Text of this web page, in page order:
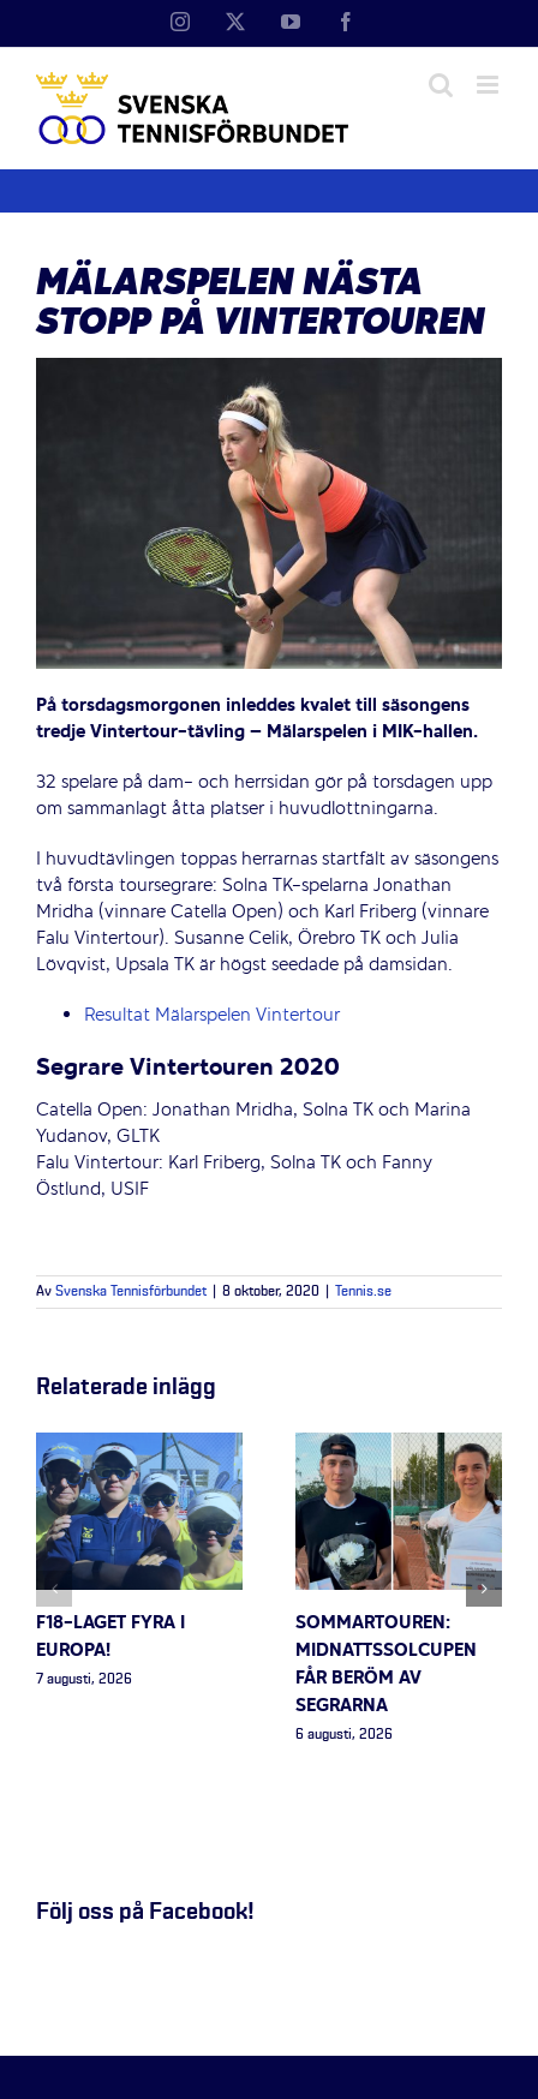
Instagram YouTube
MÄLARSPELEN NÄSTA
STOPP PÅ VINTERTOUREN
På torsdagsmorgonen inleddes kvalet till säsongens
tredje Vintertour-tävling – Mälarspelen i MIK-hallen.
32 spelare på dam- och herrsidan gör på torsdagen upp
om sammanlagt åtta platser i huvudlottningarna.
I huvudtävlingen toppas herrarnas startfält av säsongens
två första toursegrare: Solna TK-spelarna Jonathan
Mridha (vinnare Catella Open) och Karl Friberg (vinnare
Falu Vintertour). Susanne Celik, Örebro TK och Julia
Lövqvist, Upsala TK är högst seedade på damsidan.
Resultat Mälarspelen Vintertour
Segrare Vintertouren 2020
Catella Open: Jonathan Mridha, Solna TK och Marina
Yudanov, GLTK
Falu Vintertour: Karl Friberg, Solna TK och Fanny
Östlund, USIF
Av Svenska Tennisförbundet 8 oktober, 2020 Tennis.se
Relaterade inlägg
F18-LAGET FYRA I
EUROPA!
7 augusti, 2026
SOMMARTOUREN:
MIDNATTSSOLCUPEN
FÅR BERÖM AV
SEGRARNA
6 augusti, 2026
Följ oss på Facebook!